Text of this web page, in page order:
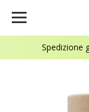
Spedizione